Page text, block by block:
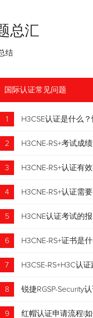
总汇
结
国际认证常见问题
1 H3CSE认证是什么
2 H3CNE-RS+考试成
3 H3CNE-RS+认证有
4 H3CNE-RS+认证需
5 H3CNE认证考试的
6 H3CNE-RS+证书是
7 H3CSE-RS+H3C认
8 锐捷RGSP-Security
9 红帽认证申请流程|